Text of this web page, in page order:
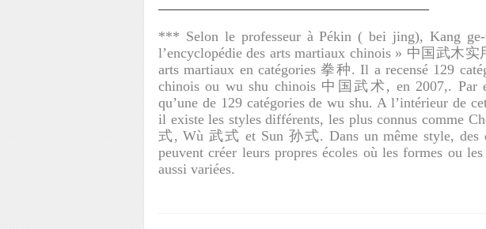
*** Selon le professeur à Pékin ( bei jing), Kang
l’encyclopédie des arts martiaux chinois » 中国武木
arts martiaux en catégories 拳种. Il a recensé 129
chinois ou wu shu chinois 中国武术, en 2007,. Par
qu’une de 129 catégories de wu shu. A l’intérieur de
il existe les styles différents, les plus connus comme
式, Wù 武式 et Sun 孙式. Dans un même style, des
peuvent créer leurs propres écoles où les formes ou
aussi variées.